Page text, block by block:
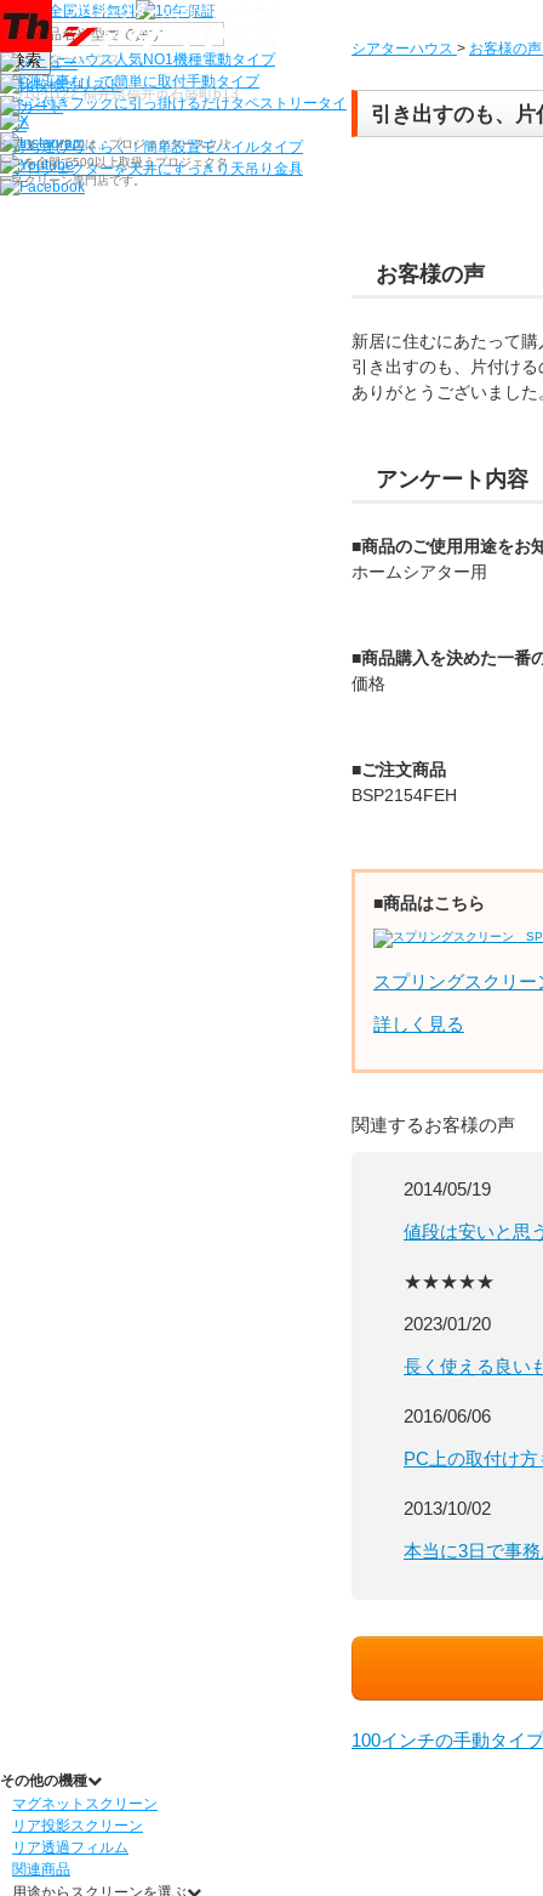
検索
シアターハウス > お客様の声
引き出すのも、
お客様の声
新居に住むにあたって
引き出すのも、片付け
ありがとうございました
アンケート内容
■商品のご使用用途をお
ホームシアター用
■商品購入を決めた一番
価格
■ご注文商品
BSP2154FEH
■商品はこちら
スプリングスクリ
詳しく見る
関連するお客様の声
2014/05/19
値段は安いと思
★★★★★
2023/01/20
長く使える良い
2016/06/06
PC上の取付け
2013/10/02
本当に3日で事
100インチの手動タイ
機種から選ぶ
シアターハウス人気NO1機種電動タイプ
電源工事なしで簡単に取付手動タイプ
ネジ付きフックに引っ掛けるだけタペストリータイ
プ
持ち運びらくらく！簡単設置モバイルタイプ
プロジェクターを天井にすっきり 天吊り金具
その他の機種
マグネットスクリーン
リア投影スクリーン
リア透過フィルム
関連商品
用途からスクリーンを選ぶ
〒910-0122 福井県福井市石盛町613
シアターハウスは、プロジェクタースクリ
ーンを全部で500以上取扱うプロジェクタ
ースクリーン専門店です。